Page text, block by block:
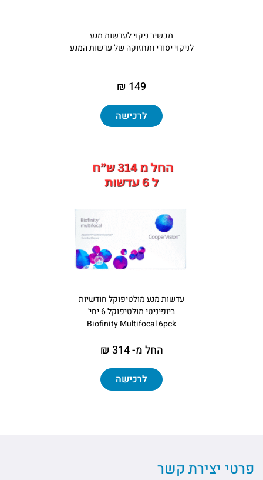
מכשיר ניקוי לעדשות מגע
לניקוי יסודי ותחזוקה של עדשות המגע
149 ₪
לרכישה
עדשות מגע מולטיפוקל חודשיות
ביופיניטי מולטיפוקל 6 יחי'
Biofinity Multifocal 6pck
החל מ- 314 ₪
לרכישה
פרטי יצירת קשר